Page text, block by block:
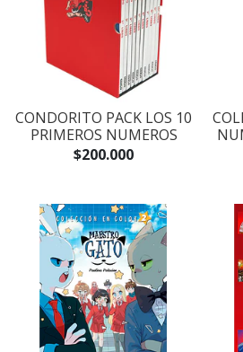
CONDORITO PACK LOS 10
PRIMEROS NUMEROS
$200.000